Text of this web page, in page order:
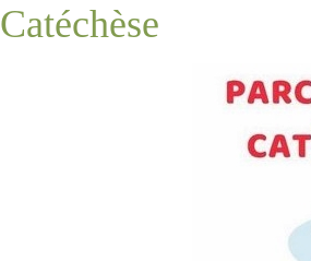
Catéchèse